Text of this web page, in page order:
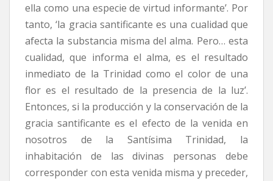
ella como una especie de virtud informante’. Por
tanto, ‘la gracia santificante es una cualidad que
afecta la substancia misma del alma. Pero… esta
cualidad, que informa el alma, es el resultado
inmediato de la Trinidad como el color de una
flor es el resultado de la presencia de la luz’.
Entonces, si la producción y la conservación de la
gracia santificante es el efecto de la venida en
nosotros de la Santísima Trinidad, la
inhabitación de las divinas personas debe
corresponder con esta venida misma y preceder,